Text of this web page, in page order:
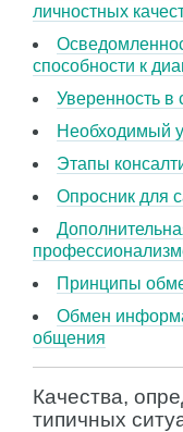
личностных
способности к
Уверенность в
Необходимый
Этапы
Опросник для
Принципы
Обмен
общения
Качества,
типичных